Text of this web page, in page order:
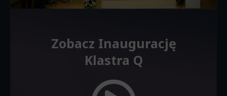
Zobacz Inaugurację
Klastra Q